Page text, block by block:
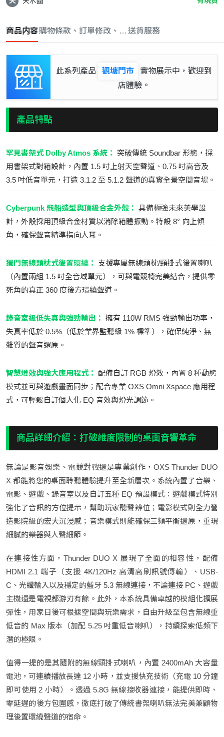
商品内容購物條款、訂單修改、取消與退款政策
送貨服務
此系列產品 觀塘門市
實物展示中，歡迎到
店體驗。
產品特點
罕見書架式 Dolby Atmos 系統： 突破傳統 Soundbar 形態，採
用書架式對箱設計，內置 1.5 吋上射天空聲道、0.75 吋高音及
3.5 吋低音單元，打造 3.1.2 至 5.1.2 聲道的真實全景空間音場。
Cyberpunk 飛船造型與頂級合金外殼： 具備極強未來美學設
計，外殼採用頂級合金材質以消除箱體振動。特設 8° 向上傾
角，確保聲音精準指向人耳。
獨門無線頭枕式後置環繞：
支援專屬無線頭枕/頸掛式後置喇叭
（內置兩組 1.5 吋全音域單元），可與電競椅完美結合，提供零
死角的真正 360 度後方環繞聲道。
錄音室級低失真與強勁輸出： 擁有 110W RMS 強勁輸出功率，
失真率低於 0.5%（低於業界監聽級 1% 標準），確保純淨、無
雜質的聲音還原。
智慧燈效與強大應用程式： 配備自訂 RGB 燈效，內置 8 種動態
模式並可與遊戲畫面同步；配合專業 OXS Omni Xspace 應用程
式，可輕鬆自訂個人化 EQ 音效與燈光調節。
商品詳細介紹：打破維度限制的桌面音響革命
無論是影音娛樂、電競對戰還是專業創作，OXS Thunder DUO
X 都能將您的桌面聆聽體驗提升至全新層次。系統內置了音樂、
電影、遊戲、錄音室以及自訂五種 EQ 預設模式：遊戲模式特別
強化了音訊的方位提示，幫助玩家聽聲辨位；電影模式則全力營
造影院級的宏大沉浸感；音樂模式則能確保三頻平衡還原，重現
細膩的樂器與人聲細節。
在連接性方面，Thunder DUO X 展現了全面的相容性，配備
HDMI 2.1 端子（支援 4K/120Hz 高清高刷訊號傳輸）、USB-
C、光纖輸入以及穩定的藍牙 5.3 無線連接，不論連接 PC、遊戲
主機還是電視都游刃有餘。此外，本系統具備卓越的模組化擴展
彈性，用家日後可根據空間與玩樂需求，自由升級至包含無線重
低音的 Max 版本（加配 5.25 吋重低音喇叭），持續探索低頻下
潛的極限。
值得一提的是其隨附的無線頸掛式喇叭，內置 2400mAh 大容量
電池，可連續播放長達 12 小時，並支援快充技術（充電 10 分鐘
即可使用 2 小時）。透過 5.8G 無線接收器連接，能提供即時、
零延遲的後方包圍感，徹底打破了傳統書架喇叭無法完美兼顧物
理後置環繞聲道的宿命。